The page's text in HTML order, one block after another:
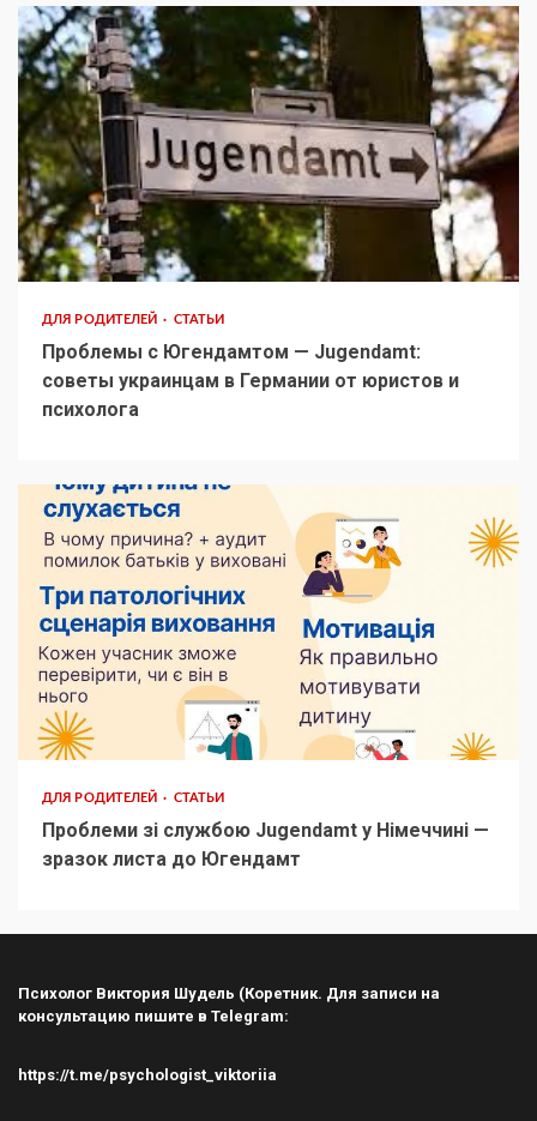
ДЛЯ РОДИТЕЛЕЙ СТАТЬИ
Проблемы с Югендамтом — Jugendamt:
советы украинцам в Германии от юристов и
психолога
ДЛЯ РОДИТЕЛЕЙ СТАТЬИ
Проблеми зі службою Jugendamt у Німеччині —
зразок листа до Югендамт
Психолог Виктория Шудель (Коретник. Для записи на
консультацию пишите в Telegram:
https://t.me/psychologist_viktoriia